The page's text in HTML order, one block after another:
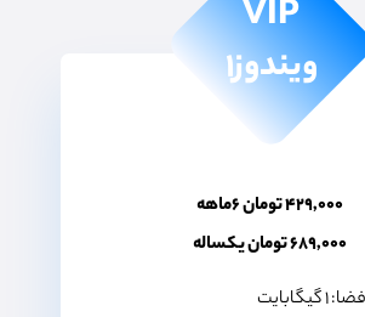
VIP
ویندوز۱